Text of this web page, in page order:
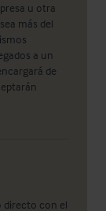
u otra
más del
a un
de
directo con el